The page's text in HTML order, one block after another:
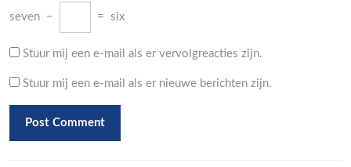
seven − = six
Stuur mij een e-mail als er vervolgreacties zijn.
Stuur mij een e-mail als er nieuwe berichten zijn.